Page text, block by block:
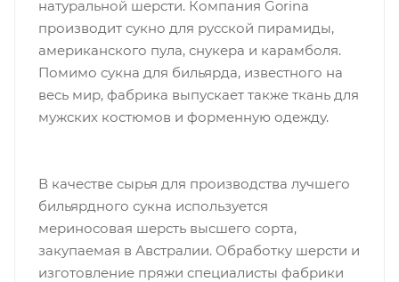
натуральной шерсти. Компания Gorina
производит сукно для русской пирамиды,
американского пула, снукера и карамболя.
Помимо сукна для бильярда, известного на
весь мир, фабрика выпускает также ткань для
мужских костюмов и форменную одежду.
В качестве сырья для производства лучшего
бильярдного сукна используется
мериносовая шерсть высшего сорта,
закупаемая в Австралии. Обработку шерсти и
изготовление пряжи специалисты фабрики